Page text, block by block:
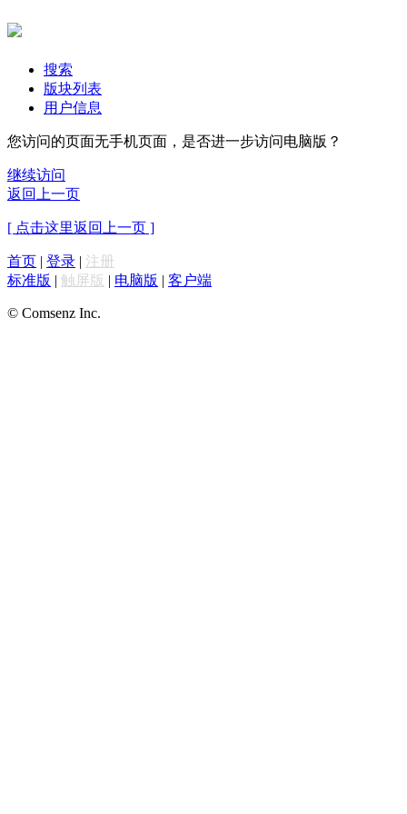
搜索
版块列表
用户信息
您访问的页面无手机页面，是否进一步访问电脑版？
继续访问
返回上一页
[ 点击这里返回上一页 ]
首页 | 登录 | 注册
标准版 | 触屏版 | 电脑版 | 客户端
© Comsenz Inc.